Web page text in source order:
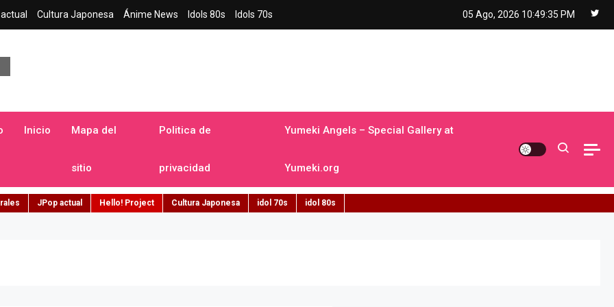
Cultura Japonesa Ánime News Idols 80s Idols 70s 05 Ago, 2026 10:49:37 PM
Inicio Mapa del
sitio
Politica de
privacidad
Yumeki Angels – Special Gallery at
Yumeki.org
JPop actual Hello! Project Cultura Japonesa idol 70s idol 80s